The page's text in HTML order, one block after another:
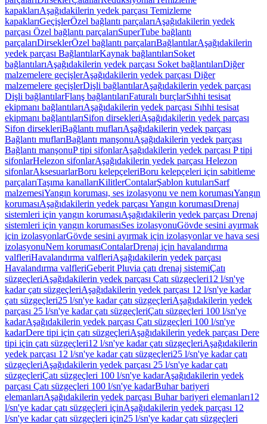
kapaklarıAşağıdakilerin yedek parçası Temizleme
kapaklarıGeçişlerÖzel bağlantı parçalarıAşağıdakilerin yedek
parçası Özel bağlantı parçalarıSuperTube bağlantı
parçalarıDirseklerÖzel bağlantı parçalarıBağlantılarAşağıdakilerin
yedek parçası BağlantılarKaynak bağlantılarıSoket
bağlantılarıAşağıdakilerin yedek parçası Soket bağlantılarıDiğer
malzemelere geçişlerAşağıdakilerin yedek parçası Diğer
malzemelere geçişlerDişli bağlantılarAşağıdakilerin yedek parçası
Dişli bağlantılarFlanş bağlantılarıFaturalı burçlarSıhhi tesisat
ekipmanı bağlantılarıAşağıdakilerin yedek parçası Sıhhi tesisat
ekipmanı bağlantılarıSifon dirsekleriAşağıdakilerin yedek parçası
Sifon dirsekleriBağlantı muflarıAşağıdakilerin yedek parçası
Bağlantı muflarıBağlantı manşonuAşağıdakilerin yedek parçası
Bağlantı manşonuP tipi sifonlarAşağıdakilerin yedek parçası P tipi
sifonlarHelezon sifonlarAşağıdakilerin yedek parçası Helezon
sifonlarAksesuarlarBoru kelepçeleriBoru kelepçeleri için sabitleme
parçalarıTaşıma kanallarıKilitlerContalarŞablon kutularıSarf
malzemesiYangın koruması, ses izolasyonu ve nem korumasıYangın
korumasıAşağıdakilerin yedek parçası Yangın korumasıDrenaj
sistemleri için yangın korumasıAşağıdakilerin yedek parçası Drenaj
sistemleri için yangın korumasıSes izolasyonuGövde sesini ayırmak
için izolasyonlarGövde sesini ayırmak için izolasyonlar ve hava sesi
izolasyonuNem korumasıContalarDrenaj için havalandırma
valfleriHavalandırma valfleriAşağıdakilerin yedek parçası
Havalandırma valfleriGeberit Pluvia çatı drenaj sistemiÇatı
süzgeçleriAşağıdakilerin yedek parçası Çatı süzgeçleri12 l/sn'ye
kadar çatı süzgeçleriAşağıdakilerin yedek parçası 12 l/sn'ye kadar
çatı süzgeçleri25 l/sn'ye kadar çatı süzgeçleriAşağıdakilerin yedek
parçası 25 l/sn'ye kadar çatı süzgeçleriÇatı süzgeçleri 100 l/sn'ye
kadarAşağıdakilerin yedek parçası Çatı süzgeçleri 100 l/sn'ye
kadarDere tipi için çatı süzgeçleriAşağıdakilerin yedek parçası Dere
tipi için çatı süzgeçleri12 l/sn'ye kadar çatı süzgeçleriAşağıdakilerin
yedek parçası 12 l/sn'ye kadar çatı süzgeçleri25 l/sn'ye kadar çatı
süzgeçleriAşağıdakilerin yedek parçası 25 l/sn'ye kadar çatı
süzgeçleriÇatı süzgeçleri 100 l/sn'ye kadarAşağıdakilerin yedek
parçası Çatı süzgeçleri 100 l/sn'ye kadarBuhar bariyeri
elemanlarıAşağıdakilerin yedek parçası Buhar bariyeri elemanları12
l/sn'ye kadar çatı süzgeçleri içinAşağıdakilerin yedek parçası 12
l/sn'ye kadar çatı süzgeçleri için25 l/sn'ye kadar çatı süzgeçleri